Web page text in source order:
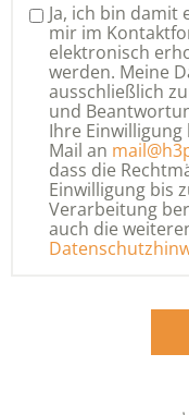
Ja, ich bin damit
mir im
elektronisch
werden. Meine
ausschließlich
und
Ihre Einwilligung
Mail an
dass die
Einwilligung bis
Verarbeitung
auch die